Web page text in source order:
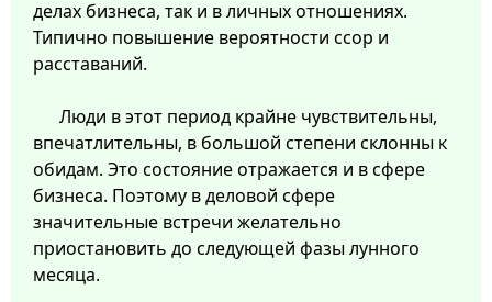
делах бизнеса, так и в личных отношениях.
Типично повышение вероятности ссор и
расставаний.
Люди в этот период крайне чувствительны,
впечатлительны, в большой степени склонны к
обидам. Это состояние отражается и в сфере
бизнеса. Поэтому в деловой сфере
значительные встречи желательно
приостановить до следующей фазы лунного
месяца.